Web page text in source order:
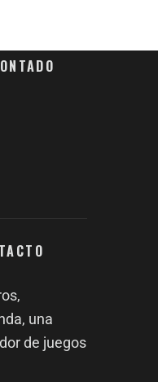
una
de juegos